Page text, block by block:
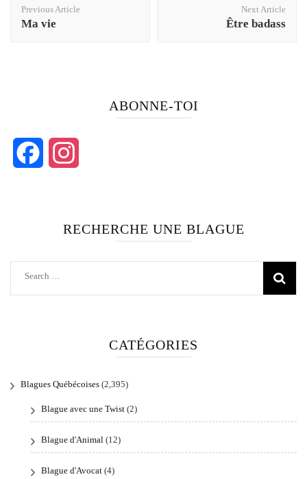
Navigation
Previous Article
Ma vie
Next Article
Être badass
ABONNE-TOI
Facebook
RECHERCHE UNE BLAGUE
Search
CATÉGORIES
Blagues Québécoises (2,395)
Blague avec une Twist (2)
Blague d'Animal (12)
Blague d'Avocat (4)